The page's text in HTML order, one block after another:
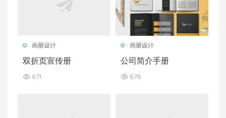
画册设计
双折页宣传册
671
画册设计
公司简介手册
676